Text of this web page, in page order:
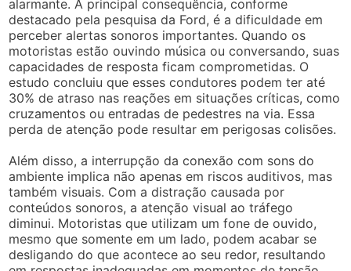
alarmante. A principal consequência, conforme
destacado pela pesquisa da Ford, é a dificuldade em
perceber alertas sonoros importantes. Quando os
motoristas estão ouvindo música ou conversando, suas
capacidades de resposta ficam comprometidas. O
estudo concluiu que esses condutores podem ter até
30% de atraso nas reações em situações críticas, como
cruzamentos ou entradas de pedestres na via. Essa
perda de atenção pode resultar em perigosas colisões.
Além disso, a interrupção da conexão com sons do
ambiente implica não apenas em riscos auditivos, mas
também visuais. Com a distração causada por
conteúdos sonoros, a atenção visual ao tráfego
diminui. Motoristas que utilizam um fone de ouvido,
mesmo que somente em um lado, podem acabar se
desligando do que acontece ao seu redor, resultando